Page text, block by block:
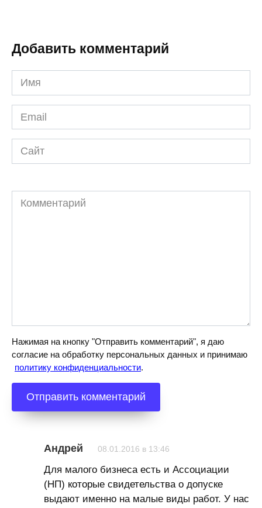
Добавить комментарий
Имя
*
Email
*
Сайт
Комментарий
Нажимая на кнопку "Отправить комментарий", я даю
согласие на обработку персональных данных и принимаю
политику конфиденциальности.
Андрей 08.01.2016 в 13:46
Для малого бизнеса есть и Ассоциации
(НП) которые свидетельства о допуске
выдают именно на малые виды работ. У нас